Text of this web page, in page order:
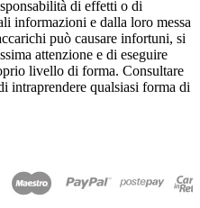
di effetti o di
informazioni e dalla loro messa
può causare infortuni, si
attenzione e di eseguire
livello di forma. Consultare
intraprendere qualsiasi forma di